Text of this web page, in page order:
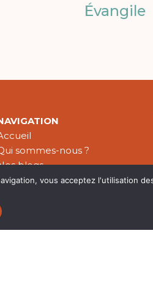
Évangile
sommes-nous ?
blogs
publications
vous acceptez l'utilisation